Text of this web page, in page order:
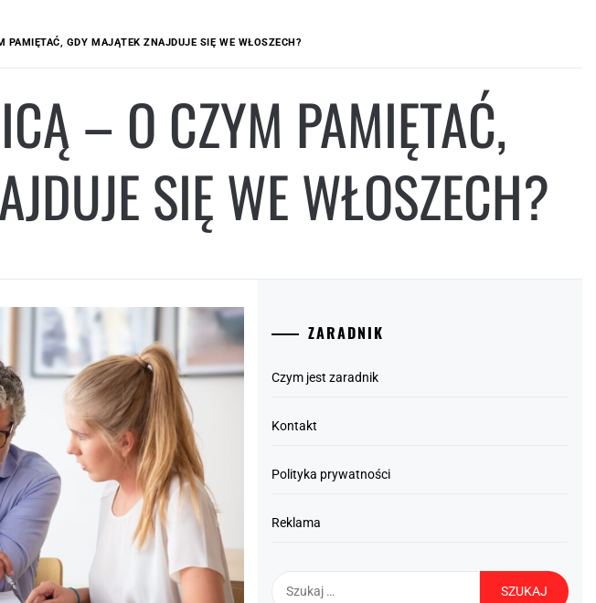
PAMIĘTAĆ, GDY MAJĄTEK ZNAJDUJE SIĘ WE WŁOSZECH?
– O CZYM PAMIĘTAĆ,
SIĘ WE WŁOSZECH?
ZARADNIK
Czym jest zaradnik
Kontakt
Polityka prywatności
Reklama